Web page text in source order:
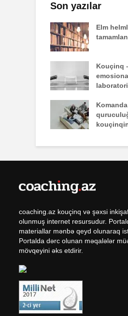
Son yazılar
Elm
Kouçinq
Komanda
coaching.az kouçinq və şəxsi
olunmuş internet resursudur.
materiallar mənbə qeyd olunaraq
Portalda dərc olunan məqalələr
mövqeyini əks etdirir.